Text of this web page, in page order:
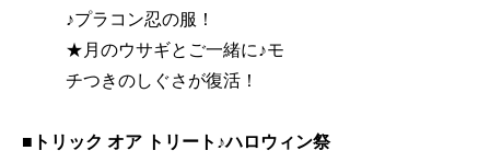
♪プラコン忍の服！
★月のウサギとご一緒に♪モ
チつきのしぐさが復活！
■ トリック オア トリート♪ハロウィン祭